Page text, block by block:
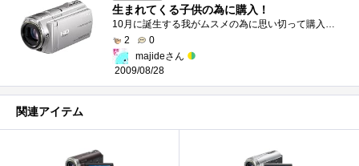
生まれてくる子供の為に購入！
10月に誕生する我がムスメの為に思い切って購入！動画編集がめんどくさいという思いがあって、Pentaxのデジイチ「K-7」に心魅かれていましたが、...
2
0
majideさん
2009/08/28
関連アイテム